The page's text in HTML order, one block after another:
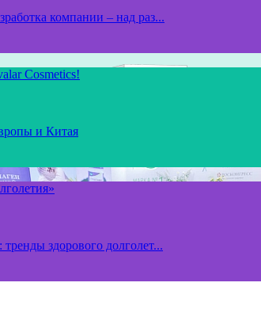
компании – над раз...
Cosmetics!
и Китая
здорового долголет...